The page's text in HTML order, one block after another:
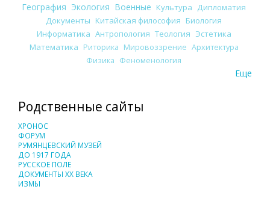
География Экология Военные Культура
Дипломатия
Документы Китайская философия Биология
Информатика Антропология Теология Эстетика
Математика Риторика Мировоззрение Архитектура
Физика Феноменология
Еще
Родственные сайты
ХРОНОС
ФОРУМ
РУМЯНЦЕВСКИЙ МУЗЕЙ
ДО 1917 ГОДА
РУССКОЕ ПОЛЕ
ДОКУМЕНТЫ XX ВЕКА
ИЗМЫ